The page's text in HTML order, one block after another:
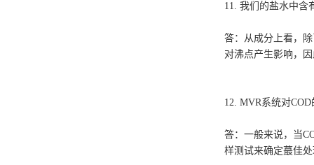
11. 我们的盐水中含
答：从成分上看，
对沸点产生影响，
12. MVR系统对
答：一般来说，当
样测试来确定蕞佳